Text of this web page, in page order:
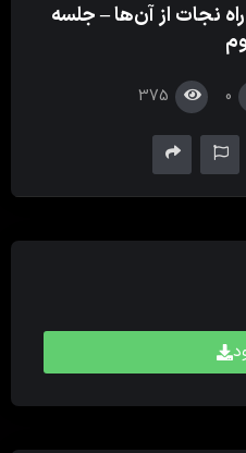
نجات از آن‌ها – جلسه
0
375